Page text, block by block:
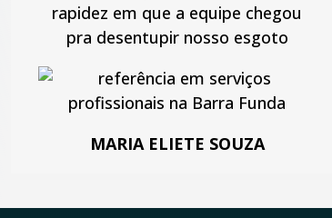
rapidez em que a equipe chegou
pra desentupir nosso esgoto
MARIA ELIETE SOUZA